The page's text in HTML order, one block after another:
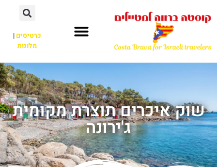
כרטיסים|
מלונות
שוק איכרים תוצרת מקומית
ג'ירונה